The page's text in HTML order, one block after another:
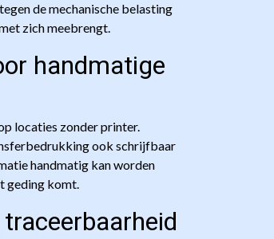
de mechanische belasting
zich meebrengt.
handmatige
locaties zonder printer.
ook schrijfbaar
handmatig kan worden
geding komt.